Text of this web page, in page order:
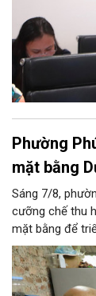
Phường
mặt bằng
Sáng 7/8,
cưỡng chế thu
mặt bằng để
lập phục vụ
– dự án thành
sông Hồng.